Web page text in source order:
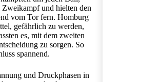
und hielten den
vom Tor fern. Homburg
gefährlich zu werden,
es, mit dem zweiten
zu sorgen. So
spannend.
und Druckphasen in